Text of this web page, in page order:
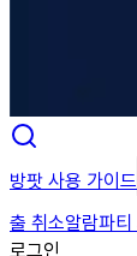
방팟 사용 가이드
출 취소알람파티
로그인